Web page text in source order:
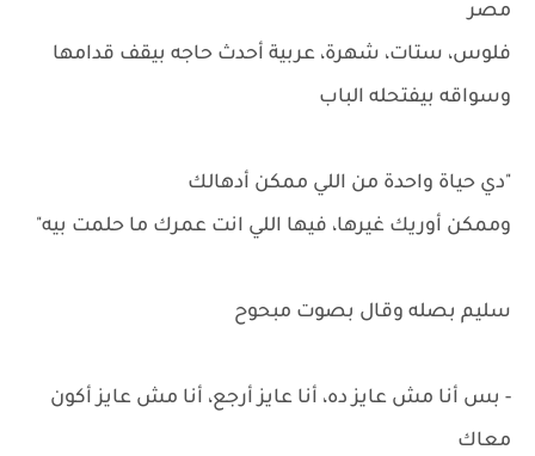
مصر
فلوس، ستات، شهرة، عربية أحدث حاجه بيقف قدامها
وسواقه بيفتحله الباب
"دي حياة واحدة من اللي ممكن أدهالك
وممكن أوريك غيرها، فيها اللي انت عمرك ما حلمت بيه"
سليم بصله وقال بصوت مبحوح
- بس أنا مش عايز ده، أنا عايز أرجع، أنا مش عايز أكون
معاك